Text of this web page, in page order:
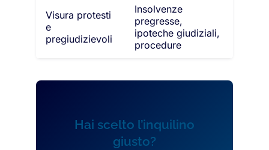
Visura protesti
e
pregiudizievoli
Insolvenze
pregresse,
ipoteche giudiziali,
procedure
Hai scelto l’inquilino
giusto?